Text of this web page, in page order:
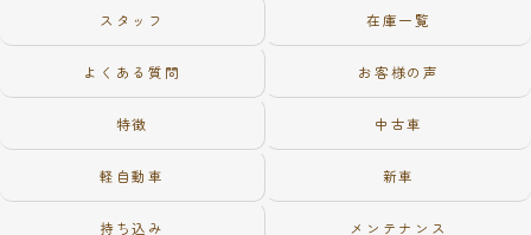
スタッフ 在庫一覧
よくある質問 お客様の声
特徴 中古車
軽自動車 新車
持ち込み メンテナンス